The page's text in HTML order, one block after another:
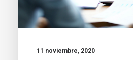
11 noviembre, 2020